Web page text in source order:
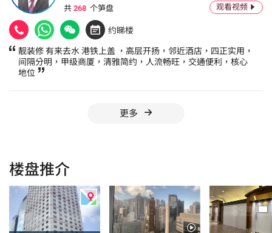
共 268 个笋盘 观看视频
约睇楼
靓装修 有来去水 港铁上盖 ，高层开扬，邻近酒店，四正实用，
间隔分明，甲级商厦，清雅简约，人流畅旺，交通便利，核心
地位
更多
楼盘推介